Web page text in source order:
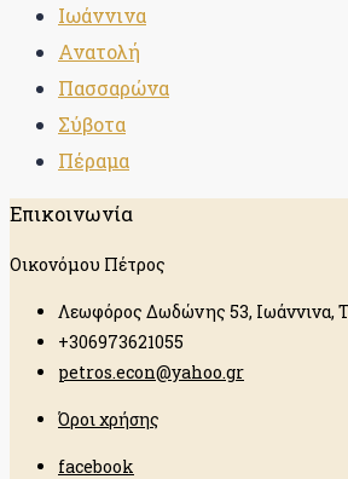
Ιωάννινα
Ανατολή
Πασσαρώνα
Σύβοτα
Πέραμα
Επικοινωνία
Οικονόμου Πέτρος
Λεωφόρος Δωδώνης 53, Ιωάννινα,
+306973621055
petros.econ@yahoo.gr
Όροι χρήσης
facebook